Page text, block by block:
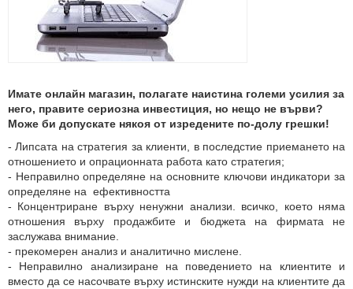
Имате онлайн магазин, полагате наистина големи усилия за
него, правите сериозна инвестиция, но нещо не върви?
Може би допускате някоя от изредените по-долу грешки!
- Липсата на стратегия за клиенти, в последстие приемането на
отношението и опрационната работа като стратегия;
- Неправилно определяне на основните ключови индикатори за
определяне на ефективността
- Концентриране върху ненужни анализи. всичко, което няма
отношения върху продажбите и бюджета на фирмата не
заслужава внимание.
- прекомерен анализ и аналитично мислене.
- Неправилно анализиране на поведението на клиентите и
вместо да се насочвате върху истинските нужди на клиентите да